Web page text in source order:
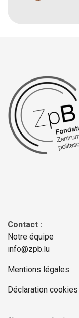
Contact :
Notre équipe
info@zpb.lu
Mentions légales
Déclaration cookies